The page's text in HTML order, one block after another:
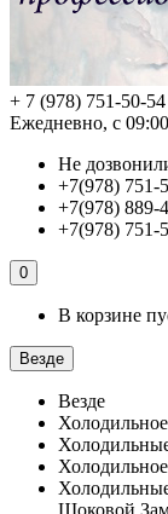
+ 7 (978) 751-50-54
Ежедневно, с
Не
+7(978) 751-
+7(978) 889-
+7(978) 751-
0
В корзине
Везде
Везде
Шоковой